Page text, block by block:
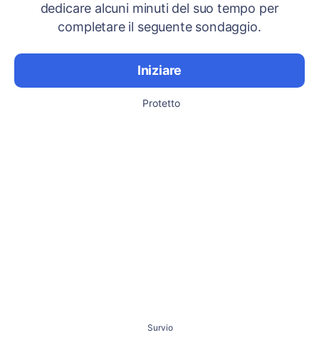
dedicare alcuni minuti del suo tempo per
completare il seguente sondaggio.
Iniziare
Protetto
Survio